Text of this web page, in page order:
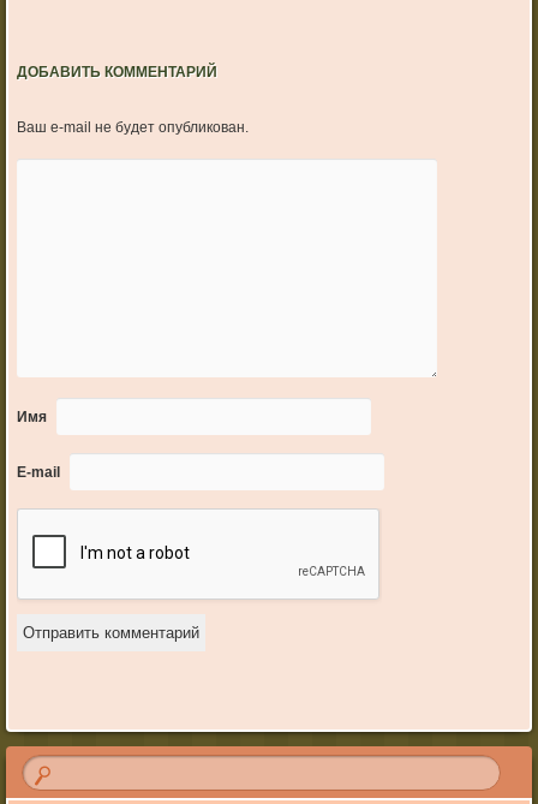
ДОБАВИТЬ КОММЕНТАРИЙ
Ваш e-mail не будет опубликован.
Имя
E-mail